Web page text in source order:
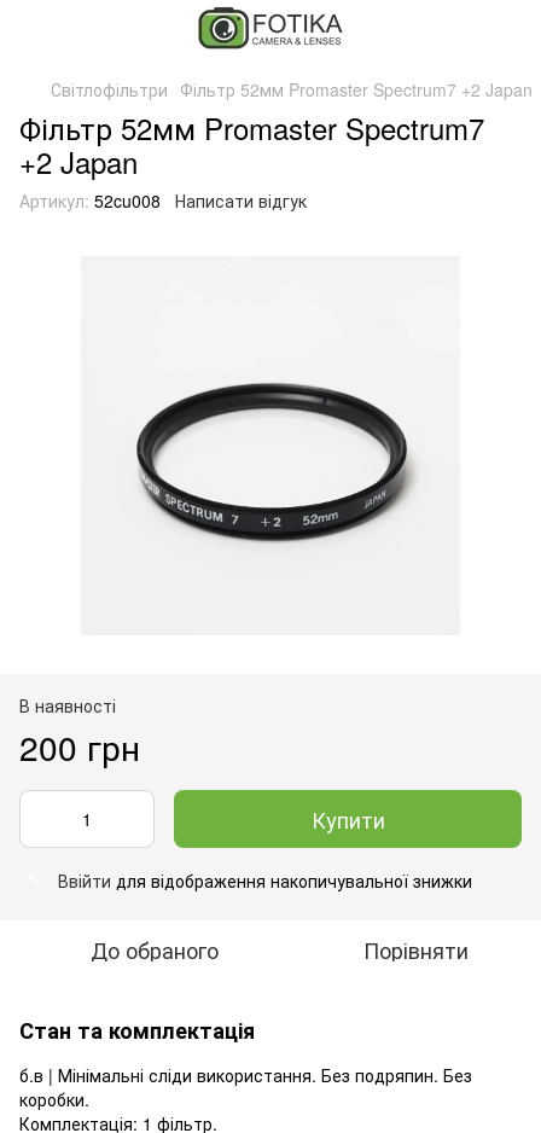
Світлофільтри Фільтр 52мм Promaster Spectrum7 +2 Japan
Фільтр 52мм Promaster Spectrum7
+2 Japan
Артикул: 52cu008 Написати відгук
В наявності
200 грн
Купити
Ввійти для відображення накопичувальної знижки
До обраного Порівняти
Стан та комплектація
б.в | Мінімальні сліди використання. Без подряпин. Без
коробки.
Комплектація: 1 фільтр.